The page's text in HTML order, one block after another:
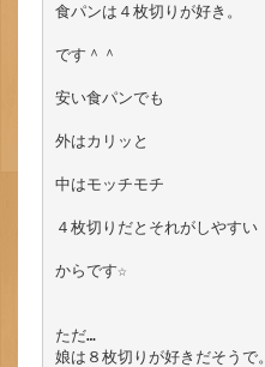
食パンは４枚切りが好き。
です＾＾
安い食パンでも
外はカリッと
中はモッチモチ
４枚切りだとそれがしやすい
からです☆
ただ…
娘は８枚切りが好きだそうで。